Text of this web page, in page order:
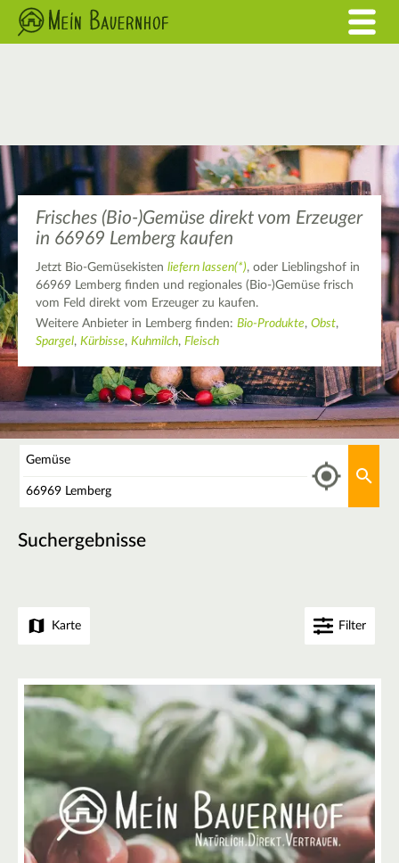
Frisches (Bio-)Gemüse direkt vom Erzeuger
in 66969 Lemberg kaufen
Jetzt Bio-Gemüsekisten liefern lassen(*), oder Lieblingshof in
66969 Lemberg finden und regionales (Bio-)Gemüse frisch
vom Feld direkt vom Erzeuger zu kaufen.
Weitere Anbieter in Lemberg finden: Bio-Produkte, Obst,
Spargel, Kürbisse, Kuhmilch, Fleisch
Suchergebnisse
Karte Filter
+